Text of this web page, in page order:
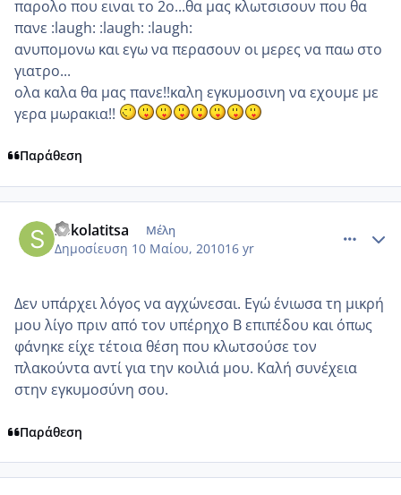
παρολο που ειναι το 2ο...θα μας κλωτσισουν που θα
πανε :laugh: :laugh: :laugh:
ανυπομονω και εγω να περασουν οι μερες να παω στο
γιατρο...
ολα καλα θα μας πανε!!καλη εγκυμοσινη να εχουμε με
γερα μωρακια!!
Παράθεση
sokolatitsa Μέλη
Δημοσίευση 10 Μαίου, 201016 yr
Δεν υπάρχει λόγος να αγχώνεσαι. Εγώ ένιωσα τη μικρή
μου λίγο πριν από τον υπέρηχο Β επιπέδου και όπως
φάνηκε είχε τέτοια θέση που κλωτσούσε τον
πλακούντα αντί για την κοιλιά μου. Καλή συνέχεια
στην εγκυμοσύνη σου.
Παράθεση